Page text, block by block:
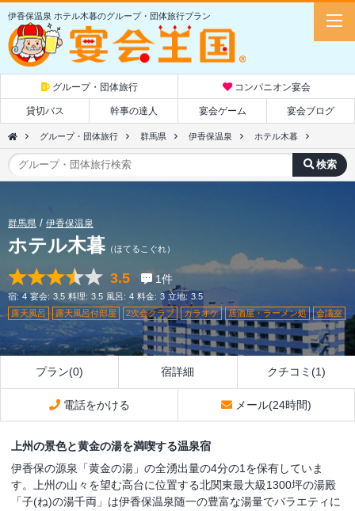
伊香保温泉 ホテル木暮のグループ・団体旅行プラン
グループ・団体旅行 コンパニオン宴会
貸切バス 幹事の達人 宴会ゲーム 宴会ブログ
グループ・団体旅行 群馬県 伊香保温泉 ホテル木暮
群馬県 伊香保温泉
ホテル木暮 （ほてるこぐれ）
3.5 1件
宿: 4 宴会: 3.5 料理: 3.5 風呂: 4 料金: 3 立地: 3.5
露天風呂
露天風呂付部屋 2次会クラブ カラオケ 居酒屋・ラーメン処 会議室
プラン(0) 宿詳細 クチコミ(1)
電話をかける メール(24時間)
上州の景色と黄金の湯を満喫する温泉宿
伊香保の源泉「黄金の湯」の全湧出量の4分の1を保有していま
す。上州の山々を望む高台に位置する北関東最大級1300坪の湯殿
「子(ね)の湯千両」は伊香保温泉随一の豊富な湯量でバラエティに